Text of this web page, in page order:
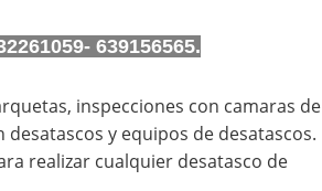
639156565.
inspecciones con camaras de
y equipos de desatascos.
realizar cualquier desatasco de